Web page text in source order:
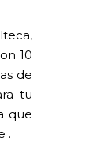
10
de
tu
que
.